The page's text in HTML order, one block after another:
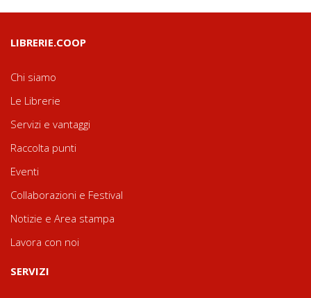
LIBRERIE.COOP
Chi siamo
Le Librerie
Servizi e vantaggi
Raccolta punti
Eventi
Collaborazioni e Festival
Notizie e Area stampa
Lavora con noi
SERVIZI